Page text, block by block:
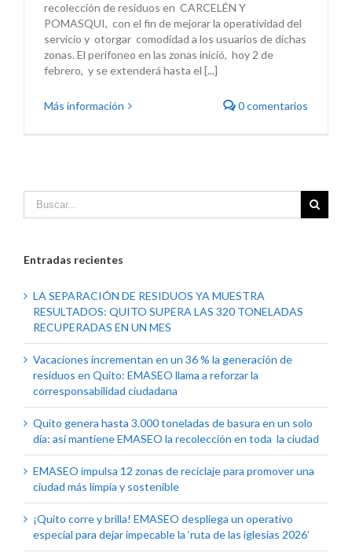
recolección de residuos en CARCELÉN Y
POMASQUI, con el fin de mejorar la operatividad del
servicio y otorgar comodidad a los usuarios de dichas
zonas. El perifoneo en las zonas inició, hoy 2 de
febrero, y se extenderá hasta el [...]
Más información 0 comentarios
Entradas recientes
LA SEPARACIÓN DE RESIDUOS YA MUESTRA
RESULTADOS: QUITO SUPERA LAS 320 TONELADAS
RECUPERADAS EN UN MES
Vacaciones incrementan en un 36 % la generación de
residuos en Quito: EMASEO llama a reforzar la
corresponsabilidad ciudadana
Quito genera hasta 3.000 toneladas de basura en un solo
día: así mantiene EMASEO la recolección en toda la ciudad
EMASEO impulsa 12 zonas de reciclaje para promover una
ciudad más limpia y sostenible
¡Quito corre y brilla! EMASEO despliega un operativo
especial para dejar impecable la ‘ruta de las iglesias 2026’